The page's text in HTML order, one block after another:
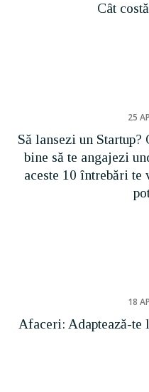
Cât
25
Să lansezi un Startup?
bine să te angajezi
aceste 10 întrebări te
18
Afaceri: Adaptează-